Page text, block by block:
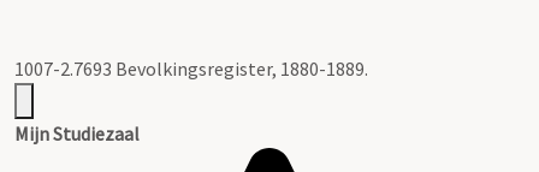
1007-2.7693 Bevolkingsregister, 1880-1889.
Mijn Studiezaal